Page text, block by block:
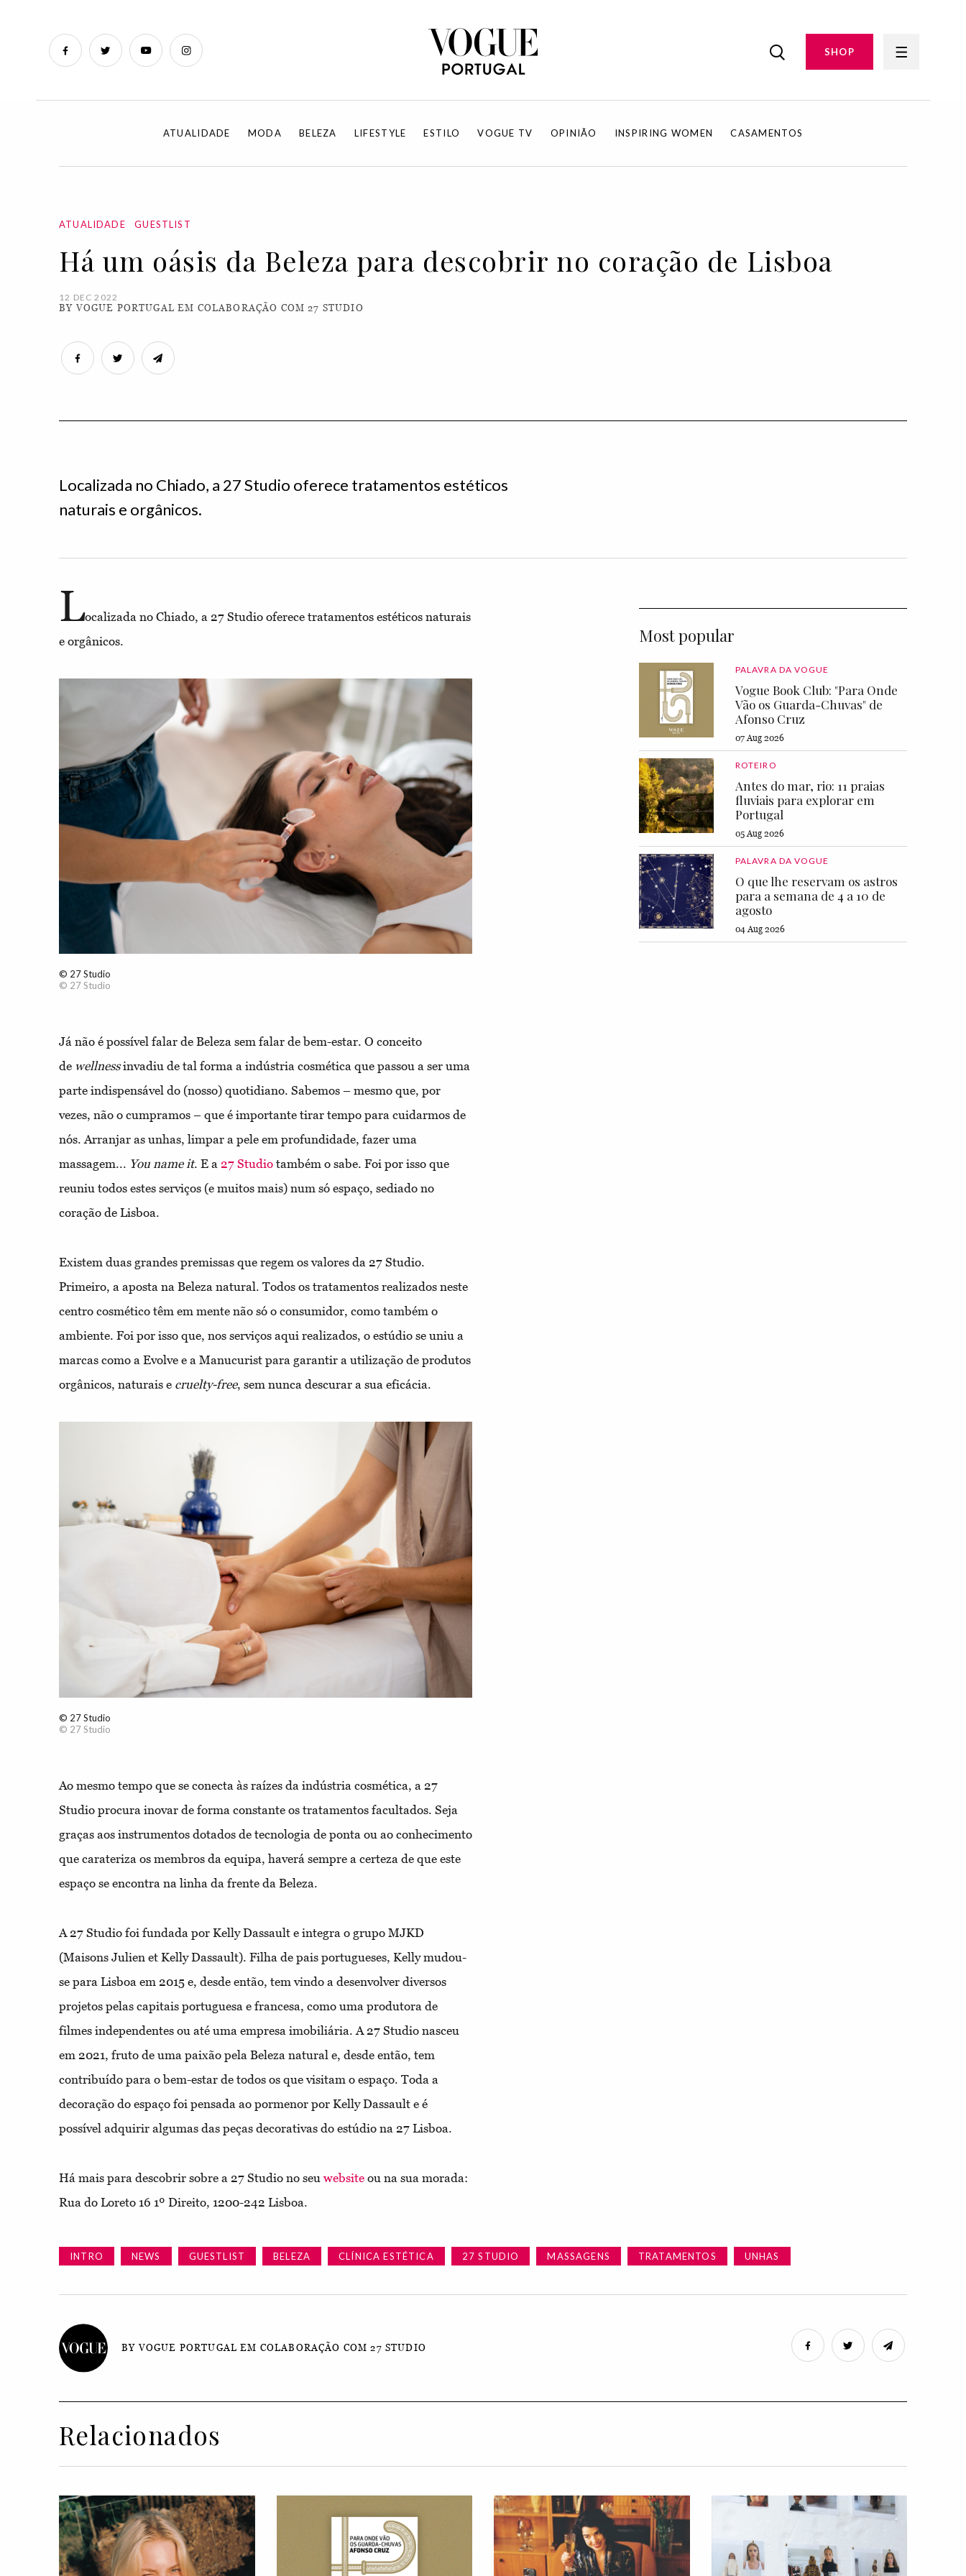
SHOP
ATUALIDADE MODA BELEZA LIFESTYLE ESTILO VOGUE TV OPINIÃO INSPIRING WOMEN CASAMENTOS
ATUALIDADE GUESTLIST
Há um oásis da Beleza para descobrir no coração de Lisboa
12 DEC 2022
BY VOGUE PORTUGAL EM COLABORAÇÃO COM 27 STUDIO
Localizada no Chiado, a 27 Studio oferece tratamentos estéticos
naturais e orgânicos.
Localizada no Chiado, a 27 Studio oferece tratamentos estéticos naturais
e orgânicos.
© 27 Studio
© 27 Studio
Já não é possível falar de Beleza sem falar de bem-estar. O conceito
de wellnessinvadiu de tal forma a indústria cosmética que passou a ser uma
parte indispensável do (nosso) quotidiano. Sabemos – mesmo que, por
vezes, não o cumpramos – que é importante tirar tempo para cuidarmos de
nós. Arranjar as unhas, limpar a pele em profundidade, fazer uma
massagem... You name it. E a 27 Studio também o sabe. Foi por isso que
reuniu todos estes serviços (e muitos mais) num só espaço, sediado no
coração de Lisboa.
Existem duas grandes premissas que regem os valores da 27 Studio.
Primeiro, a aposta na Beleza natural. Todos os tratamentos realizados neste
centro cosmético têm em mente não só o consumidor, como também o
ambiente. Foi por isso que, nos serviços aqui realizados, o estúdio se uniu a
marcas como a Evolve e a Manucurist para garantir a utilização de produtos
orgânicos, naturais e cruelty-free, sem nunca descurar a sua eficácia.
© 27 Studio
© 27 Studio
Ao mesmo tempo que se conecta às raízes da indústria cosmética, a 27
Studio procura inovar de forma constante os tratamentos facultados. Seja
graças aos instrumentos dotados de tecnologia de ponta ou ao conhecimento
que carateriza os membros da equipa, haverá sempre a certeza de que este
espaço se encontra na linha da frente da Beleza.
A 27 Studio foi fundada por Kelly Dassault e integra o grupo MJKD
(Maisons Julien et Kelly Dassault). Filha de pais portugueses, Kelly mudou-
se para Lisboa em 2015 e, desde então, tem vindo a desenvolver diversos
projetos pelas capitais portuguesa e francesa, como uma produtora de
filmes independentes ou até uma empresa imobiliária. A 27 Studio nasceu
em 2021, fruto de uma paixão pela Beleza natural e, desde então, tem
contribuído para o bem-estar de todos os que visitam o espaço. Toda a
decoração do espaço foi pensada ao pormenor por Kelly Dassault e é
possível adquirir algumas das peças decorativas do estúdio na 27 Lisboa.
Há mais para descobrir sobre a 27 Studio no seu website ou na sua morada:
Rua do Loreto 16 1º Direito, 1200-242 Lisboa.
Most popular
PALAVRA DA VOGUE
Vogue Book Club: "Para Onde
Vão os Guarda-Chuvas" de
Afonso Cruz
07 Aug 2026
ROTEIRO
Antes do mar, rio: 11 praias
fluviais para explorar em
Portugal
05 Aug 2026
PALAVRA DA VOGUE
O que lhe reservam os astros
para a semana de 4 a 10 de
agosto
04 Aug 2026
INTRO NEWS GUESTLIST BELEZA CLÍNICA ESTÉTICA 27 STUDIO MASSAGENS TRATAMENTOS UNHAS
BY VOGUE PORTUGAL EM COLABORAÇÃO COM 27 STUDIO
Relacionados